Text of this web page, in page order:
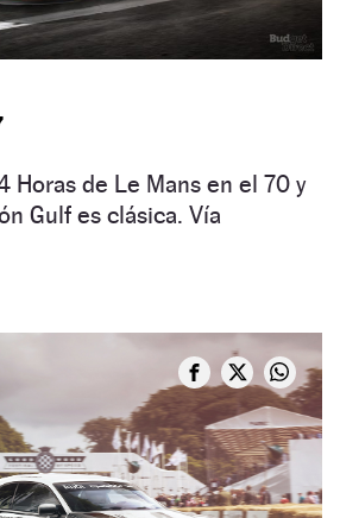
Horas de Le Mans en el 70 y
Gulf es clásica. Vía